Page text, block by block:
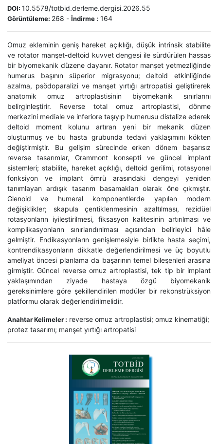
DOI: 10.5578/totbid.derleme.dergisi.2026.55
Görüntüleme: 268 - İndirme : 164
Omuz ekleminin geniş hareket açıklığı, düşük intrinsik stabilite
ve rotator manşet-deltoid kuvvet dengesi ile sürdürülen hassas
bir biyomekanik düzene dayanır. Rotator manşet yetmezliğinde
humerus başının süperior migrasyonu; deltoid etkinliğinde
azalma, psödoparalizi ve manşet yırtığı artropatisi geliştirerek
anatomik omuz artroplastisinin biyomekanik sınırlarını
belirginleştirir. Reverse total omuz artroplastisi, dönme
merkezini mediale ve inferiore taşıyıp humerusu distalize ederek
deltoid moment kolunu artıran yeni bir mekanik düzen
oluşturmuş ve bu hasta grubunda tedavi yaklaşımını kökten
değiştirmiştir. Bu gelişim sürecinde erken dönem başarısız
reverse tasarımlar, Grammont konsepti ve güncel implant
sistemleri; stabilite, hareket açıklığı, deltoid gerilimi, rotasyonel
fonksiyon ve implant ömrü arasındaki dengeyi yeniden
tanımlayan ardışık tasarım basamakları olarak öne çıkmıştır.
Glenoid ve humeral komponentlerde yapılan modern
değişiklikler; skapula çentiklenmesinin azaltılması, rezidüel
rotasyonların iyileştirilmesi, fiksasyon kalitesinin artırılması ve
komplikasyonların sınırlandırılması açısından belirleyici hâle
gelmiştir. Endikasyonların genişlemesiyle birlikte hasta seçimi,
kontrendikasyonların dikkatle değerlendirilmesi ve üç boyutlu
ameliyat öncesi planlama da başarının temel bileşenleri arasına
girmiştir. Güncel reverse omuz artroplastisi, tek tip bir implant
yaklaşımından ziyade hastaya özgü biyomekanik
gereksinimlere göre şekillendirilen modüler bir rekonstrüksiyon
platformu olarak değerlendirilmelidir.
Anahtar Kelimeler : reverse omuz artroplastisi; omuz kinematiği;
protez tasarımı; manşet yırtığı artropatisi